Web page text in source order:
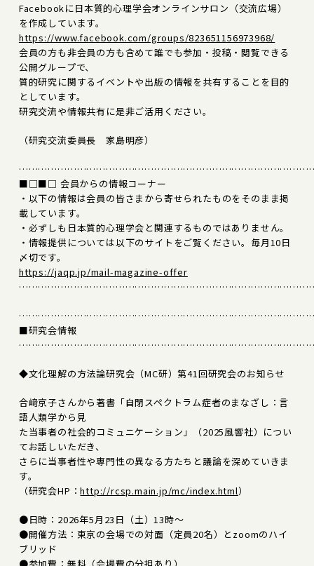
Facebookに日本質的心理学会オンラインサロン（交流広場）
を作成しています。
https://www.facebook.com/groups/823651156973968/
会員の方も非会員の方も含めて誰でも参加・投稿・閲覧できる
公開グループで、
質的研究に関するイベントや出版の情報を共有することを目的
としています。
研究交流や情報共有に是非ご活用ください。
（研究交流委員長 家島明彦）
■□■□ 会員からの情報コーナー
・以下の情報は会員の皆さまから寄せられたものをそのまま掲
載しています。
・必ずしも日本質的心理学会と関連するものではありません。
・情報提供については以下のサイトをご覧ください。毎月10日
〆切です。
https://jaqp.jp/mail-magazine-offer
■研究会情報
◆文化理解の方法論研究会（MC研）第41回研究会のお知らせ
合﨑京子さんから著書「自閉スペクトラム症者のまなざし：言
語人類学から見
た当事者の社会的コミュニケーション」（2025風響社）につい
てお話しいただき、
さらに当事者性や専門性の異なる方たちと議論を深めていきま
す。
（研究会HP：http://rcsp.main.jp/mc/index.html）
●日時：2026年5月23日（土）13時～
●開催方法：東京の会場での対面（定員20名）とzoomのハイ
ブリッド
●参加費：無料（会場費の分担あり）